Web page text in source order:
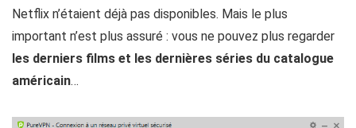
Netflix n’étaient déjà pas disponibles. Mais le plus
important n’est plus assuré : vous ne pouvez plus regarder
les derniers films et les dernières séries du catalogue
américain…